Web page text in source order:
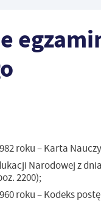
roku – Karta
Narodowej z
2200);
roku – Kodeks